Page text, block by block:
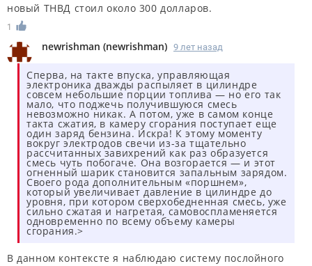
новый ТНВД стоил около 300 долларов.
1
newrishman (newrishman) 9 лет назад
Сперва, на такте впуска, управляющая
электроника дважды распыляет в цилиндре
совсем небольшие порции топлива — но его так
мало, что поджечь получившуюся смесь
невозможно никак. А потом, уже в самом конце
такта сжатия, в камеру сгорания поступает еще
один заряд бензина. Искра! К этому моменту
вокруг электродов свечи из-за тщательно
рассчитанных завихрений как раз образуется
смесь чуть побогаче. Она возгорается — и этот
огненный шарик становится запальным зарядом.
Своего рода дополнительным «поршнем»,
который увеличивает давление в цилиндре до
уровня, при котором сверхобедненная смесь, уже
сильно сжатая и нагретая, самовоспламеняется
одновременно по всему объему камеры
сгорания.>
В данном контексте я наблюдаю систему послойного